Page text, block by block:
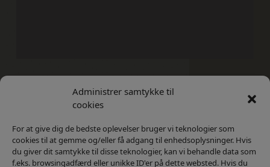
Administrer samtykke til
cookies
For at give dig de bedste oplevelser bruger vi teknologier som
cookies til at gemme og/eller få adgang til enhedsoplysninger. Hvis
du giver dit samtykke til disse teknologier, kan vi behandle data som
f.eks. browsingadfærd eller unikke ID'er på dette websted. Hvis du
Kontakt